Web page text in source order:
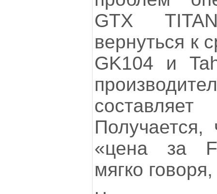
GTX
вернуться к
GK104 и
«цена за
мягко